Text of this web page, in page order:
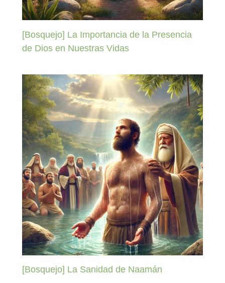
[Bosquejo] La Importancia de la Presencia
de Dios en Nuestras Vidas
[Bosquejo] La Sanidad de Naamán